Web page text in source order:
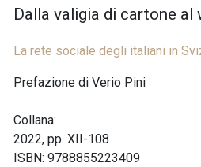
Dalla valigia di cartone al
La rete sociale degli italiani in
Prefazione di Verio Pini
Collana:
2022, pp. XII-108
ISBN: 9788855223409